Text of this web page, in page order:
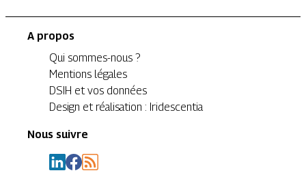
A propos
Qui sommes-nous ?
Mentions légales
DSIH et vos données
Design et réalisation : Iridescentia
Nous suivre